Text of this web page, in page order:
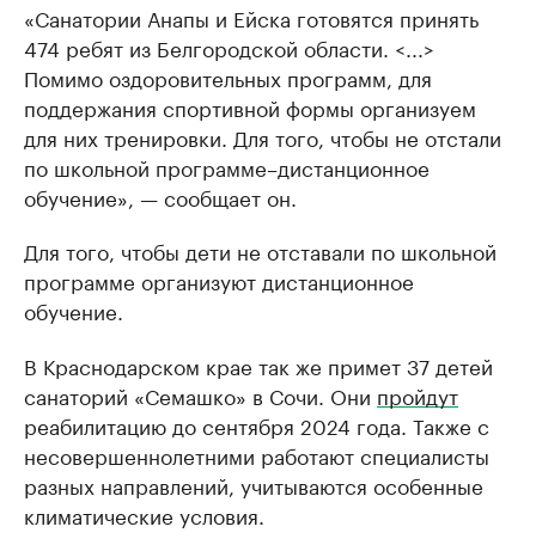
«Санатории Анапы и Ейска готовятся принять
474 ребят из Белгородской области. <...>
Помимо оздоровительных программ, для
поддержания спортивной формы организуем
для них тренировки. Для того, чтобы не отстали
по школьной программе–дистанционное
обучение», — сообщает он.
Для того, чтобы дети не отставали по школьной
программе организуют дистанционное
обучение.
В Краснодарском крае так же примет 37 детей
санаторий «Семашко» в Сочи. Они пройдут
реабилитацию до сентября 2024 года. Также с
несовершеннолетними работают специалисты
разных направлений, учитываются особенные
климатические условия.